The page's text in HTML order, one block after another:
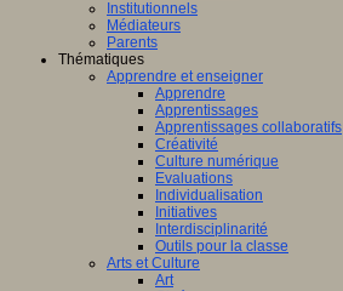
Institutionnels
Médiateurs
Parents
Thématiques
Apprendre et enseigner
Apprendre
Apprentissages
Apprentissages collaboratifs
Créativité
Culture numérique
Evaluations
Individualisation
Initiatives
Interdisciplinarité
Outils pour la classe
Arts et Culture
Art